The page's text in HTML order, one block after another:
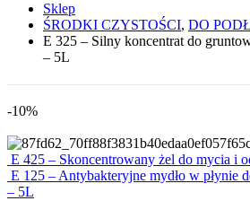
Sklep
ŚRODKI CZYSTOŚCI, DO
E 325 – Silny koncentrat do
– 5L
-10%
E 425 – Skoncentrowany żel do mycia i
E 125 – Antybakteryjne mydło w płynie
– 5L